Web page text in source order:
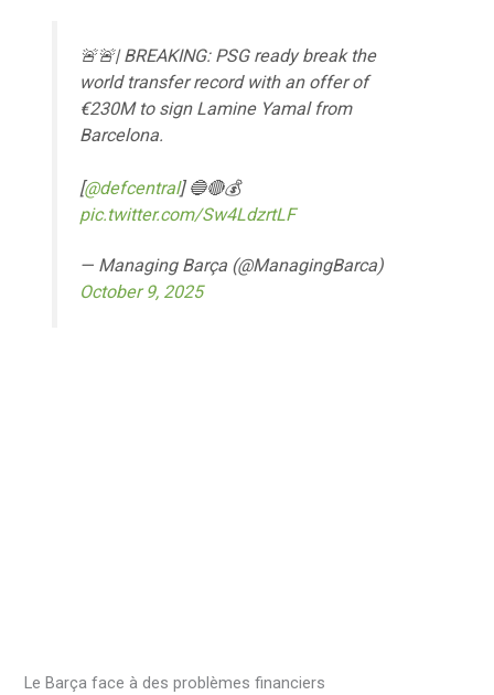
🚨🚨| BREAKING: PSG ready break the
world transfer record with an offer of
€230M to sign Lamine Yamal from
Barcelona.
[@defcentral] 🔵🔴💰
pic.twitter.com/Sw4LdzrtLF
— Managing Barça (@ManagingBarca)
October 9, 2025
Le Barça face à des problèmes financiers